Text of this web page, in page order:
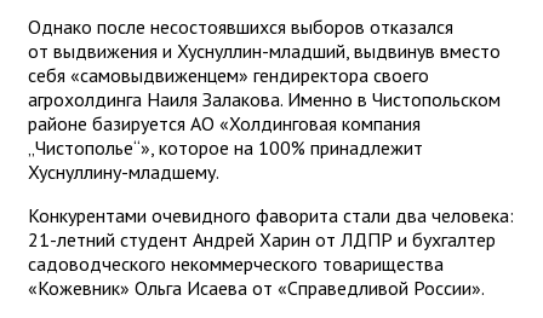
Однако после несостоявшихся выборов отказался
от выдвижения и Хуснуллин-младший, выдвинув вместо
себя «самовыдвиженцем» гендиректора своего
агрохолдинга Наиля Залакова. Именно в Чистопольском
районе базируется АО «Холдинговая компания
„Чистополье“», которое на 100% принадлежит
Хуснуллину-младшему.
Конкурентами очевидного фаворита стали два человека:
21-летний студент Андрей Харин от ЛДПР и бухгалтер
садоводческого некоммерческого товарищества
«Кожевник» Ольга Исаева от «Справедливой России».